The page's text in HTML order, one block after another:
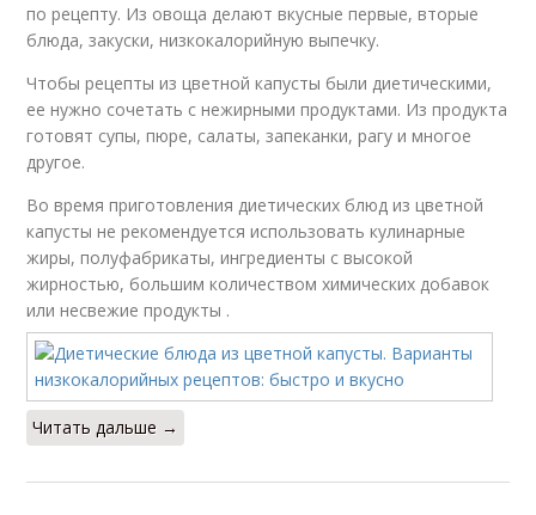
по рецепту. Из овоща делают вкусные первые, вторые
блюда, закуски, низкокалорийную выпечку.
Чтобы рецепты из цветной капусты были диетическими,
ее нужно сочетать с нежирными продуктами. Из продукта
готовят супы, пюре, салаты, запеканки, рагу и многое
другое.
Во время приготовления диетических блюд из цветной
капусты не рекомендуется использовать кулинарные
жиры, полуфабрикаты, ингредиенты с высокой
жирностью, большим количеством химических добавок
или несвежие продукты .
Читать дальше →